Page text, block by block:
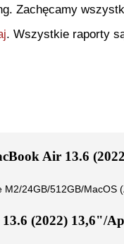
Zachęcamy
. Wszystkie raporty
Air 13.6
24GB/512GB/MacOS
(2022) 13,6"/